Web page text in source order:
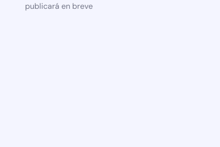
publicará en breve